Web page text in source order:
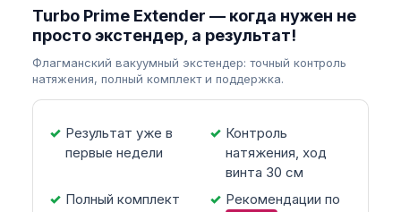
Turbo Prime Extender — когда нужен не
просто экстендер, а результат!
Флагманский вакуумный экстендер: точный контроль
натяжения, полный комплект и поддержка.
Результат уже в
первые недели
Контроль
натяжения, ход
винта 30 см
Полный комплект
Рекомендации по